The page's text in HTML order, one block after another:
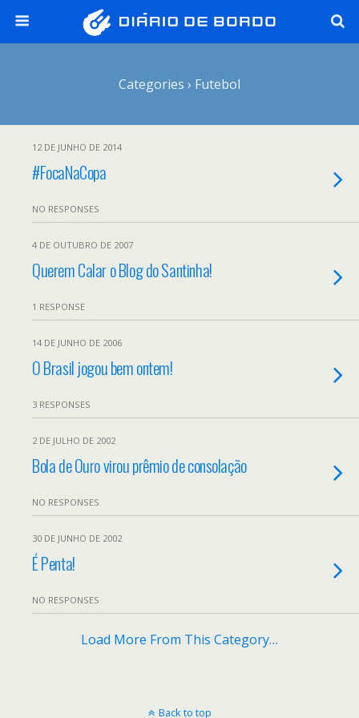
Categories › Futebol
12 DE JUNHO DE 2014
#FocaNaCopa
NO RESPONSES
4 DE OUTUBRO DE 2007
Querem Calar o Blog do Santinha!
1 RESPONSE
14 DE JUNHO DE 2006
O Brasil jogou bem ontem!
3 RESPONSES
2 DE JULHO DE 2002
Bola de Ouro virou prêmio de consolação
NO RESPONSES
30 DE JUNHO DE 2002
É Penta!
NO RESPONSES
Load More From This Category…
Back to top